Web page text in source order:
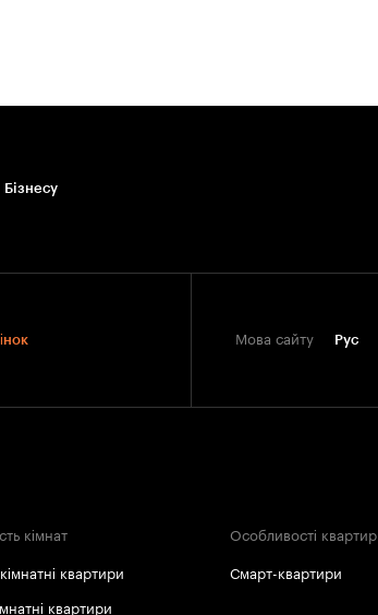
Бiзнесу
Мова сайту Рус
кімнат
квартири
квартири
Особливості квартир
Смарт-квартири